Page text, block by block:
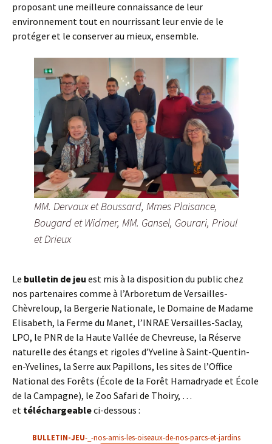
proposant une meilleure connaissance de leur
environnement tout en nourrissant leur envie de le
protéger et le conserver au mieux, ensemble.
MM. Dervaux et Boussard, Mmes Plaisance,
Bougard et Widmer, MM. Gansel, Gourari, Prioul
et Drieux
Le bulletin de jeu est mis à la disposition du public chez
nos partenaires comme à l’Arboretum de Versailles-
Chèvreloup, la Bergerie Nationale, le Domaine de Madame
Elisabeth, la Ferme du Manet, l’INRAE Versailles-Saclay,
LPO, le PNR de la Haute Vallée de Chevreuse, la Réserve
naturelle des étangs et rigoles d’Yveline à Saint-Quentin-
en-Yvelines, la Serre aux Papillons, les sites de l’Office
National des Forêts (École de la Forêt Hamadryade et École
de la Campagne), le Zoo Safari de Thoiry, …
et téléchargeableci-dessous :
BULLETIN-JEU-_-nos-amis-les-oiseaux-de-nos-parcs-et-jardins